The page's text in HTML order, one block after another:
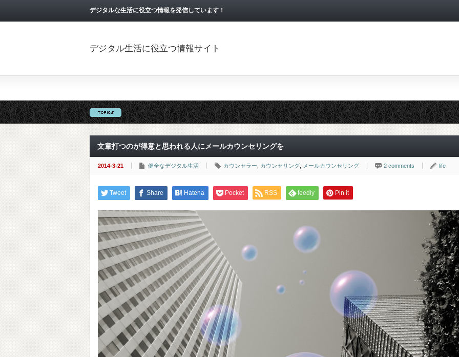
デジタルな生活に役立つ情報を発信しています！
デジタル生活に役立つ情報サイト
文章打つのが得意と思われる人にメールカウンセリングを
2014-3-21 健全なデジタル生活 カウンセラー カウンセリング メールカウンセリング 2 comments life
Tweet Share Hatena Pocket RSS feedly Pin it